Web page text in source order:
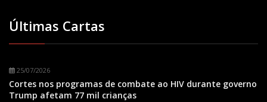
Últimas Cartas
25/07/2026
Cortes nos programas de combate ao HIV durante governo
Trump afetam 77 mil crianças